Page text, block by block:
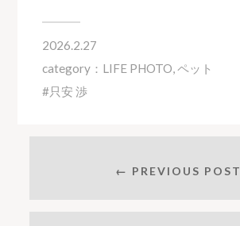
2026.2.27
category： LIFE PHOTO,ペット
只安 渉
← PREVIOUS POST